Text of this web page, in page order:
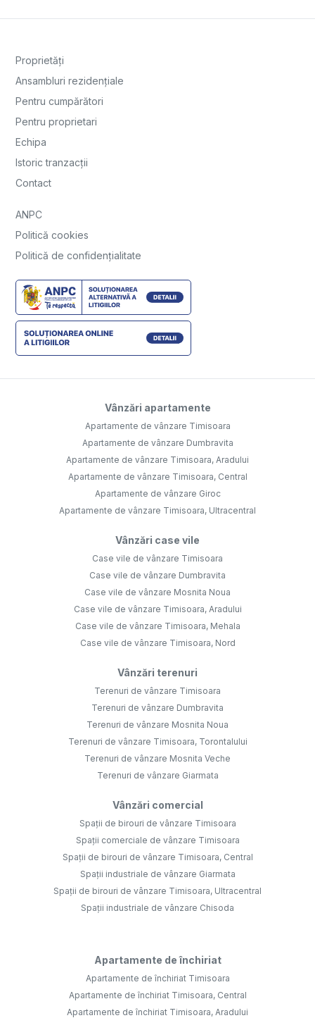
Proprietăți
Ansambluri rezidențiale
Pentru cumpărători
Pentru proprietari
Echipa
Istoric tranzacții
Contact
ANPC
Politică cookies
Politică de confidențialitate
Vânzări apartamente
Apartamente de vânzare Timisoara
Apartamente de vânzare Dumbravita
Apartamente de vânzare Timisoara, Aradului
Apartamente de vânzare Timisoara, Central
Apartamente de vânzare Giroc
Apartamente de vânzare Timisoara, Ultracentral
Vânzări case vile
Case vile de vânzare Timisoara
Case vile de vânzare Dumbravita
Case vile de vânzare Mosnita Noua
Case vile de vânzare Timisoara, Aradului
Case vile de vânzare Timisoara, Mehala
Case vile de vânzare Timisoara, Nord
Vânzări terenuri
Terenuri de vânzare Timisoara
Terenuri de vânzare Dumbravita
Terenuri de vânzare Mosnita Noua
Terenuri de vânzare Timisoara, Torontalului
Terenuri de vânzare Mosnita Veche
Terenuri de vânzare Giarmata
Vânzări comercial
Spații de birouri de vânzare Timisoara
Spații comerciale de vânzare Timisoara
Spații de birouri de vânzare Timisoara, Central
Spații industriale de vânzare Giarmata
Spații de birouri de vânzare Timisoara, Ultracentral
Spații industriale de vânzare Chisoda
Apartamente de închiriat
Apartamente de închiriat Timisoara
Apartamente de închiriat Timisoara, Central
Apartamente de închiriat Timisoara, Aradului